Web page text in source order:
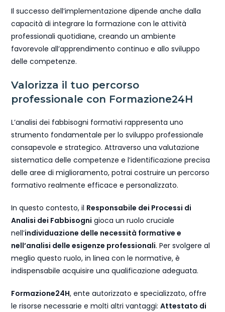
Il successo dell’implementazione dipende anche dalla
capacità di integrare la formazione con le attività
professionali quotidiane, creando un ambiente
favorevole all’apprendimento continuo e allo sviluppo
delle competenze.
Valorizza il tuo percorso
professionale con Formazione24H
L’analisi dei fabbisogni formativi rappresenta uno
strumento fondamentale per lo sviluppo professionale
consapevole e strategico. Attraverso una valutazione
sistematica delle competenze e l’identificazione precisa
delle aree di miglioramento, potrai costruire un percorso
formativo realmente efficace e personalizzato.
In questo contesto, il Responsabile dei Processi di
Analisi dei Fabbisogni gioca un ruolo cruciale
nell’individuazione delle necessità formative e
nell’analisi delle esigenze professionali. Per svolgere al
meglio questo ruolo, in linea con le normative, è
indispensabile acquisire una qualificazione adeguata.
Formazione24H, ente autorizzato e specializzato, offre
le risorse necessarie e molti altri vantaggi:Attestato di